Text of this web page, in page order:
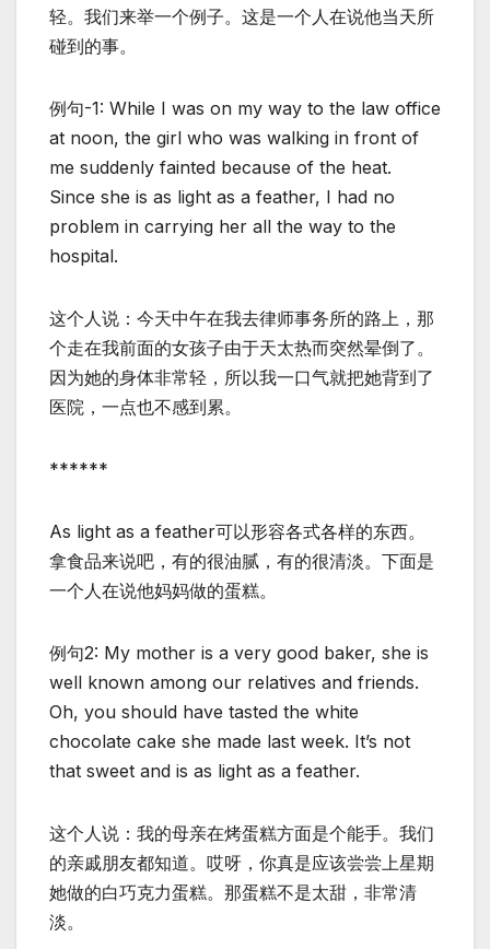
轻。我们来举一个例子。这是一个人在说他当天所
碰到的事。
例句-1: While I was on my way to the law office
at noon, the girl who was walking in front of
me suddenly fainted because of the heat.
Since she is as light as a feather, I had no
problem in carrying her all the way to the
hospital.
这个人说：今天中午在我去律师事务所的路上，那
个走在我前面的女孩子由于天太热而突然晕倒了。
因为她的身体非常轻，所以我一口气就把她背到了
医院，一点也不感到累。
******
As light as a feather可以形容各式各样的东西。
拿食品来说吧，有的很油腻，有的很清淡。下面是
一个人在说他妈妈做的蛋糕。
例句2: My mother is a very good baker, she is
well known among our relatives and friends.
Oh, you should have tasted the white
chocolate cake she made last week. It’s not
that sweet and is as light as a feather.
这个人说：我的母亲在烤蛋糕方面是个能手。我们
的亲戚朋友都知道。哎呀，你真是应该尝尝上星期
她做的白巧克力蛋糕。那蛋糕不是太甜，非常清
淡。